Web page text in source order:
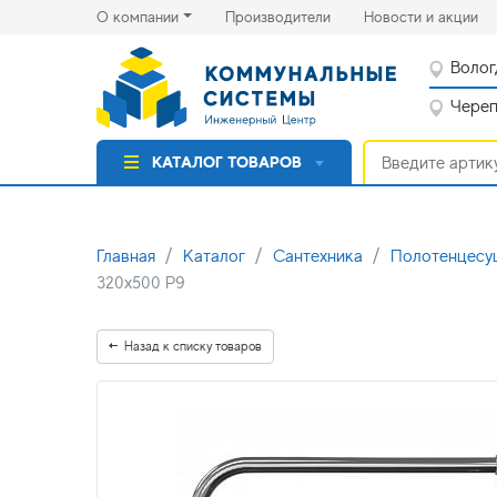
О компании Производители(current)Новости и акции
КАТАЛОГ ТОВАРОВ
Главная Каталог Сантехника
320х500 P9
Назад к списку товаров